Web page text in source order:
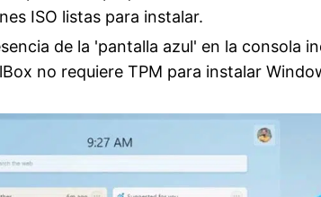
ISO listas para instalar.
de la 'pantalla azul' en la consola
no requiere TPM para instalar